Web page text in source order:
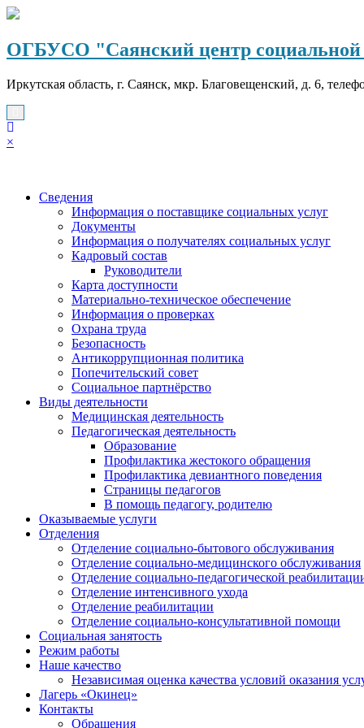
Перейти
содержимому
ОГБУСО "Саянский центр социальной
Иркутская область, г. Саянск, мкр. Благовещенский, д. 6,
×
Сведения
Информация о поставщике социальных услуг
Документы
Информация о получателях социальных услуг
Кадровый состав
Руководители
Карта доступности
Материально-техническое обеспечение
Информация о проверках
Охрана труда
Безопасность
Антикоррупционная политика
Попечительский совет
Социальное партнёрство
Виды деятельности
Медицинская деятельность
Педагогическая деятельность
Образование
Профилактика жестокого обращения
Профилактика девиантного поведения
Страницы педагогов
В помощь педагогу, родителю
Оказываемые услуги
Отделения
Отделение социально-бытового обслуживания
Отделение социально-медицинского обслуживания
Отделение социально-педагогической
Отделение интенсивного ухода
Отделение реабилитации
Отделение социально-консультативной помощи
Социальная занятость
Режим работы
Наше качество
Независимая оценка качества условий оказания
Лагерь «Окинец»
Контакты
Обращения